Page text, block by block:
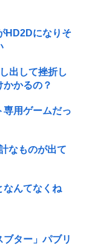
HD2Dになりそ
出して挫折し
かるの？
専用ゲームだっ
なものが出て
なんてなくね
ター」パブリ